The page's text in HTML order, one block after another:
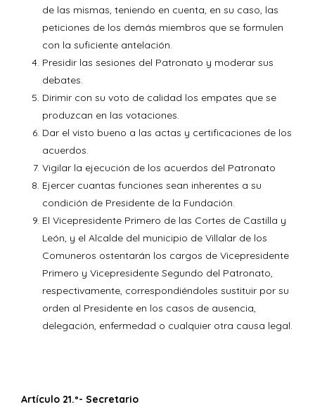
de las mismas, teniendo en cuenta, en su caso, las
peticiones de los demás miembros que se formulen
con la suficiente antelación.
Presidir las sesiones del Patronato y moderar sus
debates.
Dirimir con su voto de calidad los empates que se
produzcan en las votaciones.
Dar el visto bueno a las actas y certificaciones de los
acuerdos.
Vigilar la ejecución de los acuerdos del Patronato
Ejercer cuantas funciones sean inherentes a su
condición de Presidente de la Fundación.
El Vicepresidente Primero de las Cortes de Castilla y
León, y el Alcalde del municipio de Villalar de los
Comuneros ostentarán los cargos de Vicepresidente
Primero y Vicepresidente Segundo del Patronato,
respectivamente, correspondiéndoles sustituir por su
orden al Presidente en los casos de ausencia,
delegación, enfermedad o cualquier otra causa legal.
Artículo 21.º- Secretario